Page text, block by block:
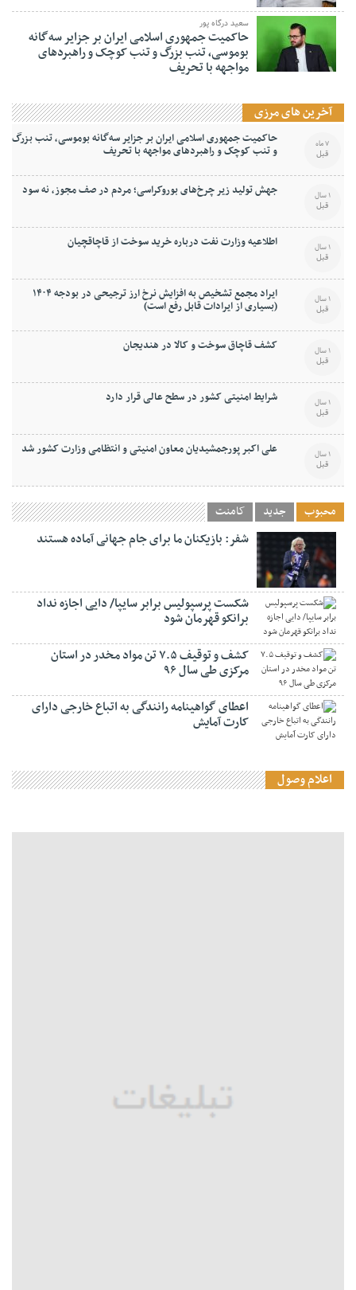
سعید درگاه پور
حاکمیت جمهوری اسلامی ایران بر جزایر سه‌گانه
بوموسی، تنب بزرگ و‌ تنب کوچک و راهبردهای
مواجهه با تحریف
آخرین های مرزی
حاکمیت جمهوری اسلامی ایران بر جزایر سه‌گانه بوموسی، تنب بزرگ
و‌ تنب کوچک و راهبردهای مواجهه با تحریف 7 ماه
قبل
جهش تولید زیر چرخ‌های بوروکراسی؛ مردم در صف مجوز، نه سود 1 سال
قبل
اطلاعیه وزارت نفت درباره خرید سوخت از قاچاقچیان 1 سال
قبل
ایراد مجمع تشخیص به افزایش نرخ ارز ترجیحی در بودجه ۱۴۰۴
(بسیاری از ایرادات قابل رفع است) 1 سال
قبل
کشف قاچاق سوخت و کالا در هندیجان 1 سال
قبل
شرایط امنیتی کشور در سطح عالی قرار دارد 1 سال
قبل
علی اکبر پورجمشیدیان معاون امنیتی و انتظامی وزارت کشور شد 1 سال
قبل
محبوب جدید کامنت
شفر: بازیکنان ما برای جام جهانی آماده هستند
شکست پرسپولیس برابر سایپا/ دایی اجازه نداد
برانکو قهرمان شود
کشف و توقیف ۷.۵ تن مواد مخدر در استان
مرکزی طی سال ۹۶
اعطای گواهینامه رانندگی به اتباع خارجی دارای
کارت آمایش
اعلام وصول